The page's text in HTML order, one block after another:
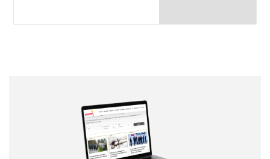
Correo electrónico